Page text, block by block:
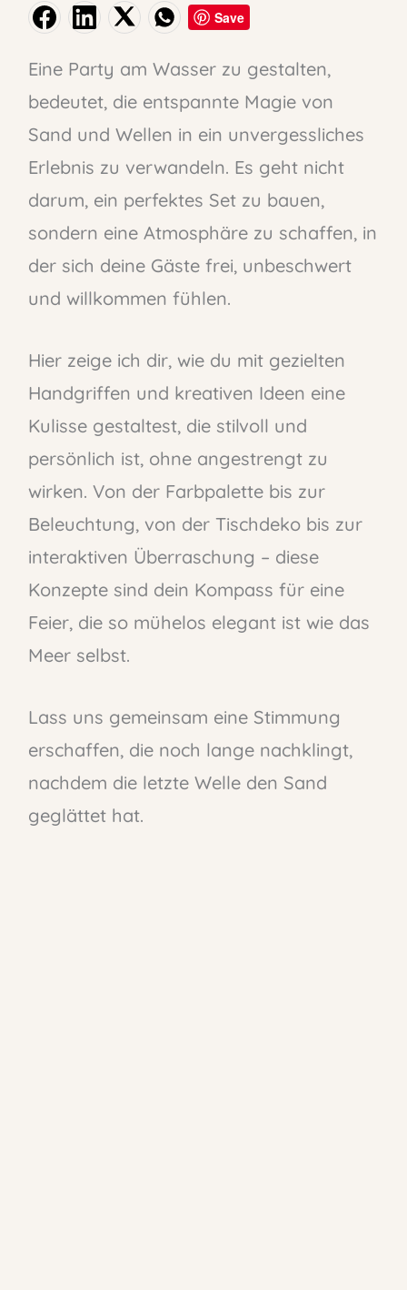
Save
Eine Party am Wasser zu gestalten,
bedeutet, die entspannte Magie von
Sand und Wellen in ein unvergessliches
Erlebnis zu verwandeln. Es geht nicht
darum, ein perfektes Set zu bauen,
sondern eine Atmosphäre zu schaffen, in
der sich deine Gäste frei, unbeschwert
und willkommen fühlen.
Hier zeige ich dir, wie du mit gezielten
Handgriffen und kreativen Ideen eine
Kulisse gestaltest, die stilvoll und
persönlich ist, ohne angestrengt zu
wirken. Von der Farbpalette bis zur
Beleuchtung, von der Tischdeko bis zur
interaktiven Überraschung – diese
Konzepte sind dein Kompass für eine
Feier, die so mühelos elegant ist wie das
Meer selbst.
Lass uns gemeinsam eine Stimmung
erschaffen, die noch lange nachklingt,
nachdem die letzte Welle den Sand
geglättet hat.